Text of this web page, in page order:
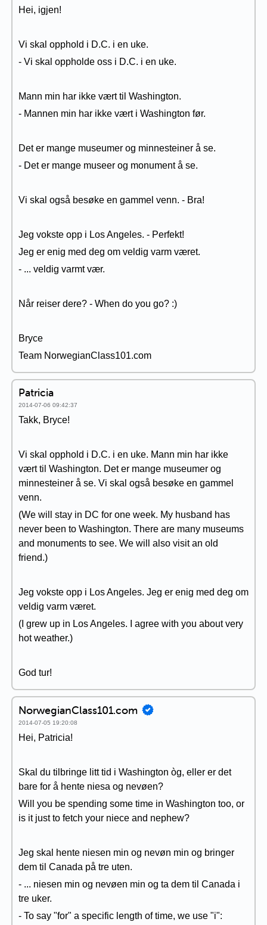
Hei, igjen!
Vi skal opphold i D.C. i en uke.
- Vi skal oppholde oss i D.C. i en uke.
Mann min har ikke vært til Washington.
- Mannen min har ikke vært i Washington før.
Det er mange museumer og minnesteiner å se.
- Det er mange museer og monument å se.
Vi skal også besøke en gammel venn. - Bra!
Jeg vokste opp i Los Angeles. - Perfekt!
Jeg er enig med deg om veldig varm været.
- ... veldig varmt vær.
Når reiser dere? - When do you go? :)
Bryce
Team NorwegianClass101.com
Patricia
2014-07-06 09:42:37
Takk, Bryce!
Vi skal opphold i D.C. i en uke. Mann min har ikke
vært til Washington. Det er mange museumer og
minnesteiner å se. Vi skal også besøke en gammel
venn.
(We will stay in DC for one week. My husband has
never been to Washington. There are many museums
and monuments to see. We will also visit an old
friend.)
Jeg vokste opp i Los Angeles. Jeg er enig med deg om
veldig varm været.
(I grew up in Los Angeles. I agree with you about very
hot weather.)
God tur!
NorwegianClass101.com
2014-07-05 19:20:08
Hei, Patricia!
Skal du tilbringe litt tid i Washington òg, eller er det
bare for å hente niesa og nevøen?
Will you be spending some time in Washington too, or
is it just to fetch your niece and nephew?
Jeg skal hente niesen min og nevøn min og bringer
dem til Canada på tre uten.
- ... niesen min og nevøen min og ta dem til Canada i
tre uker.
- To say "for" a specific length of time, we use "i":